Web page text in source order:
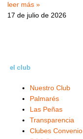
leer más »
17 de julio de 2026
el club
Nuestro Club
Palmarés
Las Peñas
Transparencia
Clubes Convenio